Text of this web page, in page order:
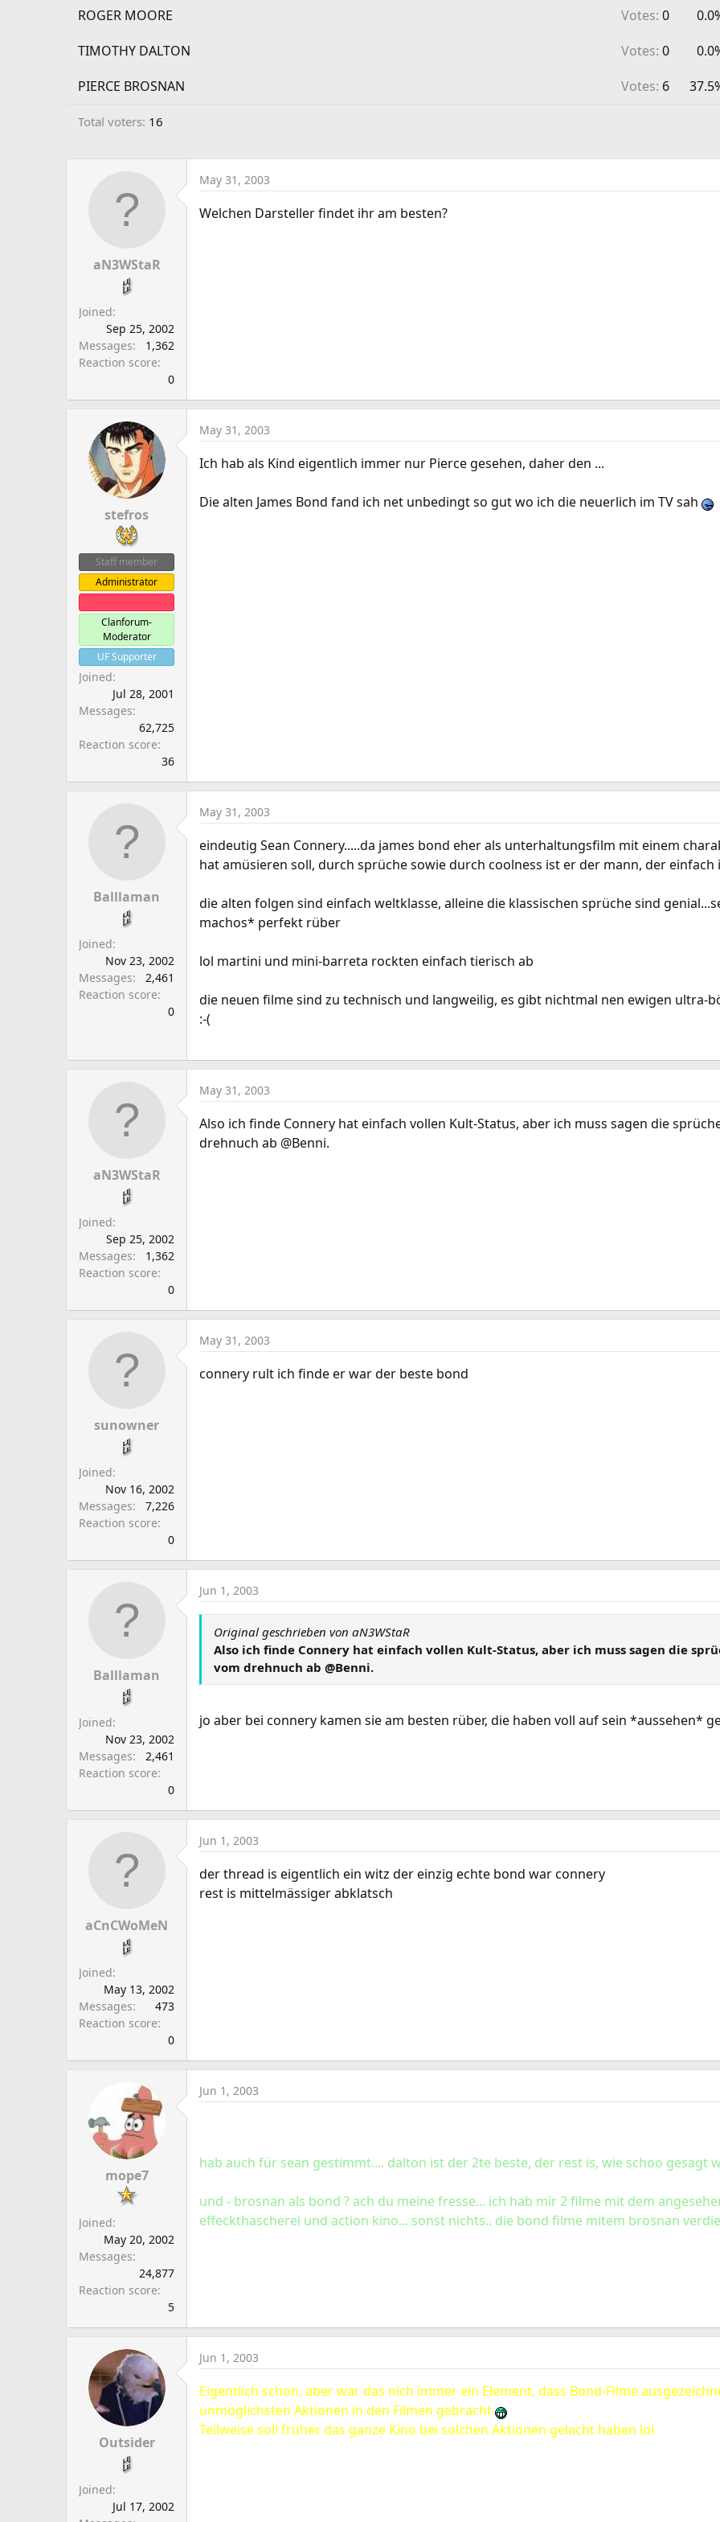
r
e
ROGER MOORE
Votes: 0
TIMOTHY DALTON
Votes: 0
PIERCE BROSNAN
Votes: 6
Total voters 16
aN3WStaR
Joined
Sep 25, 2002
Messages
1,362
Reaction score
0
May 31, 2003
Welchen Darsteller findet ihr am besten?
stefros
Staff member
Administrator
Clanforum-
Moderator
UF Supporter
Joined
Jul 28, 2001
Messages
62,725
Reaction score
36
May 31, 2003
Ich hab als Kind eigentlich immer nur Pierce gesehen, daher den ...
Die alten James Bond fand ich net unbedingt so gut wo ich die neuerlich im TV sah
Balllaman
Joined
Nov 23, 2002
Messages
2,461
Reaction score
0
May 31, 2003
eindeutig Sean Connery.....da james bond eher als unterhaltungsfilm mit einem
hat amüsieren soll, durch sprüche sowie durch coolness ist er der mann, der einfach
die alten folgen sind einfach weltklasse, alleine die klassischen sprüche sind
machos* perfekt rüber
lol martini und mini-barreta rockten einfach tierisch ab
die neuen filme sind zu technisch und langweilig, es gibt nichtmal nen ewigen ultra-
:-(
aN3WStaR
Joined
Sep 25, 2002
Messages
1,362
Reaction score
0
May 31, 2003
Also ich finde Connery hat einfach vollen Kult-Status, aber ich muss sagen die
drehnuch ab @Benni.
sunowner
Joined
Nov 16, 2002
Messages
7,226
Reaction score
0
May 31, 2003
connery rult ich finde er war der beste bond
Balllaman
Joined
Nov 23, 2002
Messages
2,461
Reaction score
0
Jun 1, 2003
Original geschrieben von aN3WStaR
Also ich finde Connery hat einfach vollen Kult-Status, aber ich muss sagen die
vom drehnuch ab @Benni.
jo aber bei connery kamen sie am besten rüber, die haben voll auf sein *aussehen*
aCnCWoMeN
Joined
May 13, 2002
Messages
473
Reaction score
0
Jun 1, 2003
der thread is eigentlich ein witz der einzig echte bond war connery
rest is mittelmässiger abklatsch
mope7
Joined
May 20, 2002
Messages
24,877
Reaction score
5
Jun 1, 2003
hab auch für sean gestimmt.... dalton ist der 2te beste, der rest is, wie schoo gesagt
und - brosnan als bond ? ach du meine fresse... ich hab mir 2 filme mit dem
effeckthascherei und action kino... sonst nichts.. die bond filme mitem brosnan
Outsider
Joined
Jul 17, 2002
Jun 1, 2003
Eigentlich schon, aber war das nich immer ein Element, dass Bond-Filme
unmöglichsten Aktionen in den Filmen gebracht
Teilweise soll früher das ganze Kino bei solchen Aktionen gelacht haben lol